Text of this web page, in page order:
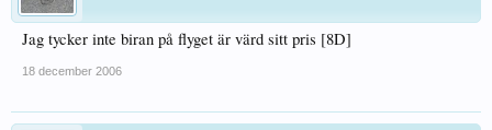
Jag tycker inte biran på flyget är värd sitt pris [8D]
18 december 2006